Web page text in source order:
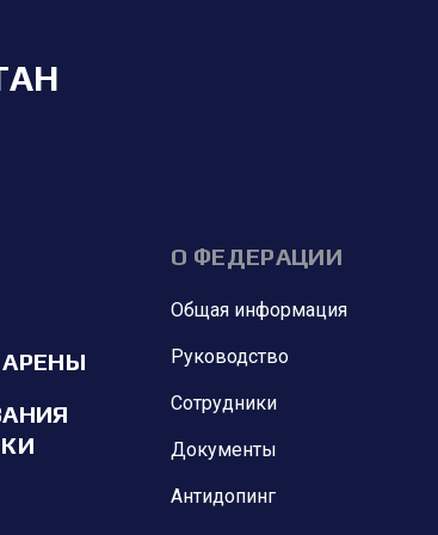
О ФЕДЕРАЦИИ
Общая информация
Руководство
Сотрудники
Документы
Антидопинг